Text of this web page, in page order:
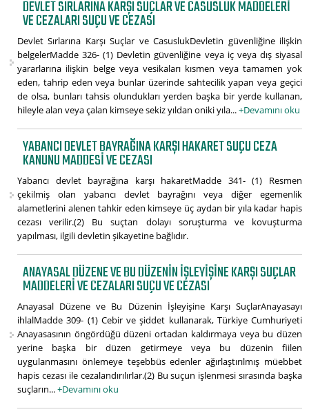
DEVLET SIRLARINA KARŞI SUÇLAR VE CASUSLUK MADDELERI
VE CEZALARI SUÇU VE CEZASI
Devlet Sırlarına Karşı Suçlar ve CasuslukDevletin güvenliğine ilişkin
belgelerMadde 326- (1) Devletin güvenliğine veya iç veya dış siyasal
yararlarına ilişkin belge veya vesikaları kısmen veya tamamen yok
eden, tahrip eden veya bunlar üzerinde sahtecilik yapan veya geçici
de olsa, bunları tahsis olundukları yerden başka bir yerde kullanan,
hileyle alan veya çalan kimseye sekiz yıldan oniki yıla...+Devamını oku
YABANCI DEVLET BAYRAĞINA KARŞI HAKARET SUÇU CEZA
KANUNU MADDESI VE CEZASI
Yabancı devlet bayrağına karşı hakaretMadde 341- (1) Resmen
çekilmiş olan yabancı devlet bayrağını veya diğer egemenlik
alametlerini alenen tahkir eden kimseye üç aydan bir yıla kadar hapis
cezası verilir.(2) Bu suçtan dolayı soruşturma ve kovuşturma
yapılması, ilgili devletin şikayetine bağlıdır.
ANAYASAL DÜZENE VE BU DÜZENIN İŞLEYIŞINE KARŞI SUÇLAR
MADDELERI VE CEZALARI SUÇU VE CEZASI
Anayasal Düzene ve Bu Düzenin İşleyişine Karşı SuçlarAnayasayı
ihlalMadde 309- (1) Cebir ve şiddet kullanarak, Türkiye Cumhuriyeti
Anayasasının öngördüğü düzeni ortadan kaldırmaya veya bu düzen
yerine başka bir düzen getirmeye veya bu düzenin fiilen
uygulanmasını önlemeye teşebbüs edenler ağırlaştırılmış müebbet
hapis cezası ile cezalandırılırlar.(2) Bu suçun işlenmesi sırasında başka
suçların...+Devamını oku